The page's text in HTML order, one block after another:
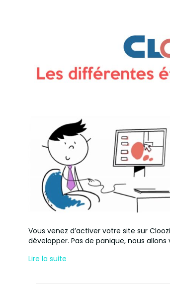
Vous venez d’activer votre site sur
développer. Pas de panique, nous allons
Lire la suite